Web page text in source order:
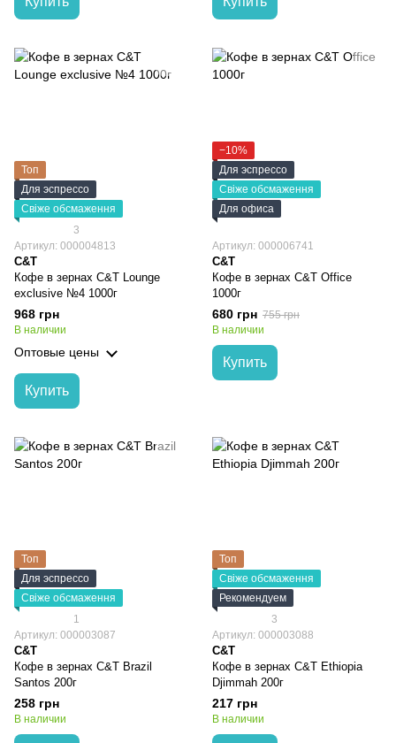
Топ
Для эспрессо
Свіже обсмаження
3
Артикул: 000004813
C&T
Кофе в зернах C&T Lounge
exclusive №4 1000г
968 грн
В наличии
Оптовые цены
Купить
−10%
Для эспрессо
Свіже обсмаження
Для офиса
Артикул: 000006741
C&T
Кофе в зернах C&T Office
1000г
680 грн 755 грн
В наличии
Купить
Топ
Для эспрессо
Свіже обсмаження
1
Артикул: 000003087
C&T
Кофе в зернах C&T Brazil
Santos 200г
258 грн
В наличии
Топ
Свіже обсмаження
Рекомендуем
3
Артикул: 000003088
C&T
Кофе в зернах C&T Ethiopia
Djimmah 200г
217 грн
В наличии